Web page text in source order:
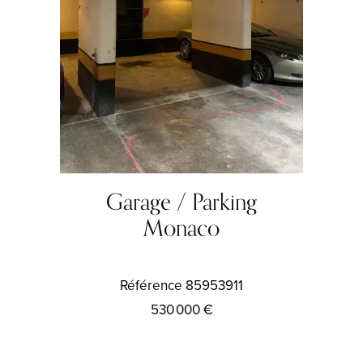
Garage / Parking
Monaco
Référence 85953911
530 000 €